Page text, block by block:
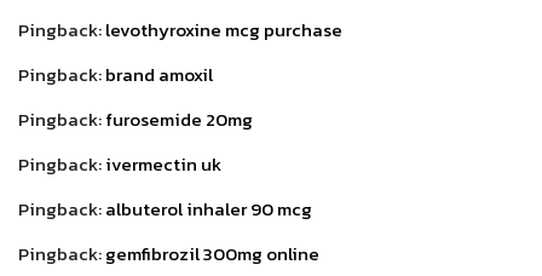
Pingback:levothyroxine mcg purchase
Pingback:brand amoxil
Pingback:furosemide 20mg
Pingback:ivermectin uk
Pingback:albuterol inhaler 90 mcg
Pingback:gemfibrozil 300mg online